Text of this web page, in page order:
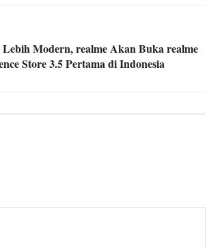
Modern, realme Akan Buka realme
Store 3.5 Pertama di Indonesia